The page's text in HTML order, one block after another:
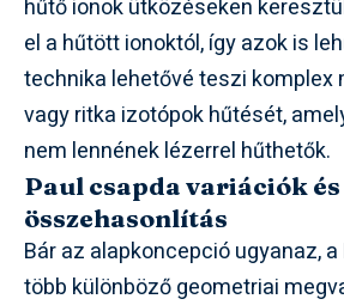
hűtő ionok ütközéseken
el a hűtött ionoktól, így azok is
technika lehetővé teszi komplex
vagy ritka izotópok hűtését,
nem lennének lézerrel hűthetők.
Paul csapda variációk és
összehasonlítás
Bár az alapkoncepció ugyanaz,
több különböző geometriai